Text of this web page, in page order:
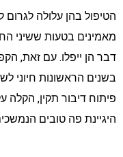
הטיפול בהן עלולה לגרום
מאמינים בטעות ששיני
דבר הן ייפלו. עם זאת,
בשנים הראשונות חיוני
פיתוח דיבור תקין, הקלה
היגיינת פה טובים